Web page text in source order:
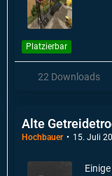
Platzierbar
22 Downloads
Alte
Hochbauer 15. Juli